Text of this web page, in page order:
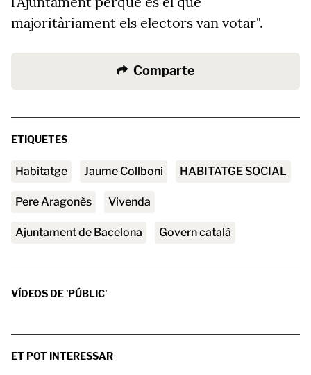
majoritàriament els electors van votar".
Comparte
ETIQUETES
habitatge Jaume Collboni HABITATGE SOCIAL
Pere Aragonès vivenda
Ajuntament de Bacelona Govern català
VÍDEOS DE 'PÚBLIC'
ET POT INTERESSAR